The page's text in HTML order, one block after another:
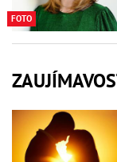
FOTO